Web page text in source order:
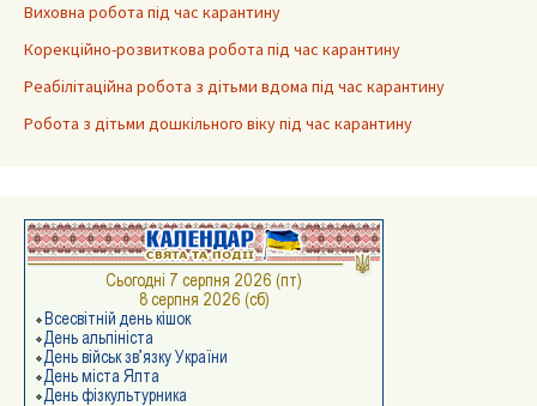
Виховна робота під час карантину
Корекційно-розвиткова робота під час карантину
Реабілітаційна робота з дітьми вдома під час карантину
Робота з дітьми дошкільного віку під час карантину